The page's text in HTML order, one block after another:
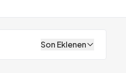
Son Eklenen